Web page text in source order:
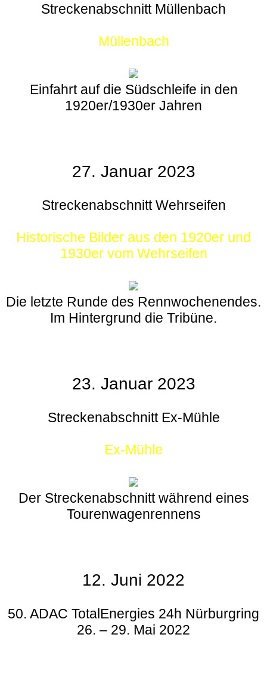
Streckenabschnitt Müllenbach
Müllenbach
Einfahrt auf die Südschleife in den
1920er/1930er Jahren
27. Januar 2023
Streckenabschnitt Wehrseifen
Historische Bilder aus den 1920er und
1930er vom Wehrseifen
Die letzte Runde des Rennwochenendes.
Im Hintergrund die Tribüne.
23. Januar 2023
Streckenabschnitt Ex-Mühle
Ex-Mühle
Der Streckenabschnitt während eines
Tourenwagenrennens
12. Juni 2022
50. ADAC TotalEnergies 24h Nürburgring
26. – 29. Mai 2022